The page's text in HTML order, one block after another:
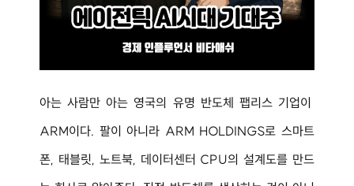
아는 사람만 아는 영국의 유명 반도체 팹리스 기업이
ARM이다. 팔이 아니라 ARM HOLDINGS로 스마트
폰, 태블릿, 노트북, 데이터센터 CPU의 설계도를 만드